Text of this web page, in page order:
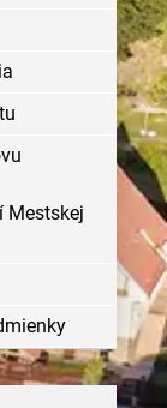
Mestskej